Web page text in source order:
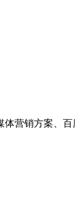
营销方案、